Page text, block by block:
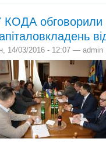
КОДА обговорили
14/03/2016 - 12:07 — admin